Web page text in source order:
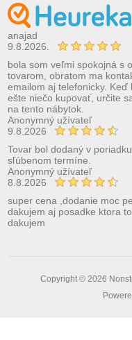
anajad
9.8.2026.
bola som veľmi spokojná s
tovarom, obratom ma
emailom aj telefonicky. Keď
ešte niečo kupovať, určite
na tento nábytok.
Anonymný užívateľ
9.8.2026
Tovar bol dodaný v
sľúbenom termíne.
Anonymný užívateľ
8.8.2026
super cena ,dodanie moc
dakujem aj posadke ktora
dakujem
Copyright © 2026